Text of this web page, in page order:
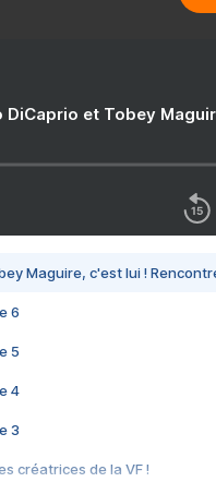
DiCaprio et Tobey
Maguire, c'est lui !
6
5
4
3
créatrices de la VF !